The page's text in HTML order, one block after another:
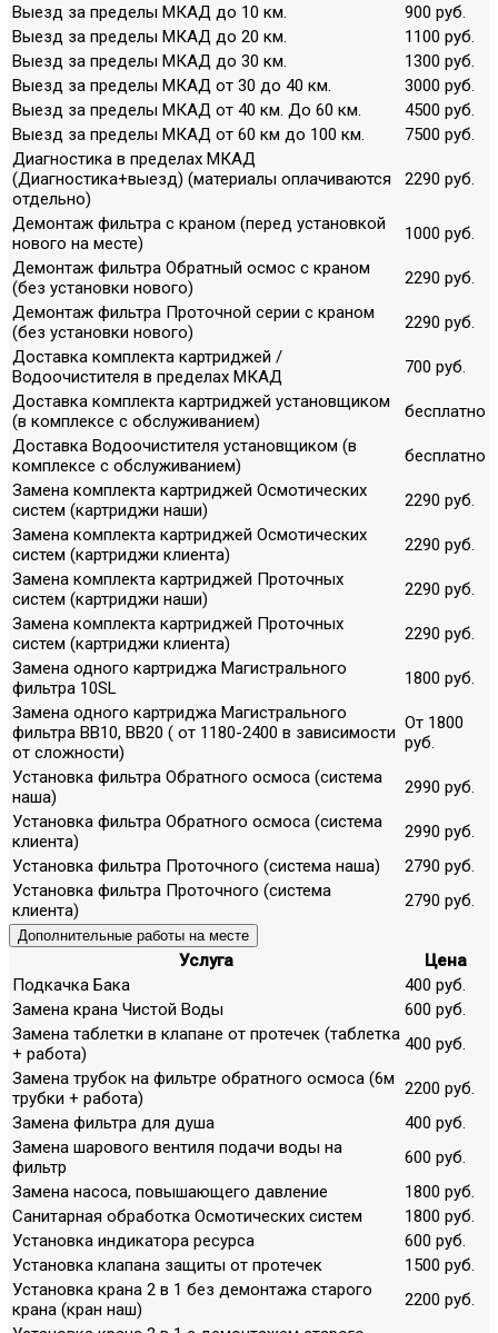
Выезд за пределы МКАД до 10 км.
900 руб.
Выезд за пределы МКАД до 20 км.
1100 руб.
Выезд за пределы МКАД до 30 км.
1300 руб.
Выезд за пределы МКАД от 30 до 40 км.
3000 руб.
Выезд за пределы МКАД от 40 км. До 60 км.
4500 руб.
Выезд за пределы МКАД от 60 км до 100 км.
7500 руб.
Диагностика в пределах МКАД
(Диагностика+выезд) (материалы оплачиваются
отдельно)
2290 руб.
Демонтаж фильтра с краном (перед установкой
нового на месте)
1000 руб.
Демонтаж фильтра Обратный осмос с краном
(без установки нового)
2290 руб.
Демонтаж фильтра Проточной серии с краном
(без установки нового)
2290 руб.
Доставка комплекта картриджей /
Водоочистителя в пределах МКАД
700 руб.
Доставка комплекта картриджей установщиком
(в комплексе с обслуживанием)
бесплатно
Доставка Водоочистителя установщиком (в
комплексе с обслуживанием)
бесплатно
Замена комплекта картриджей Осмотических
систем (картриджи наши)
2290 руб.
Замена комплекта картриджей Осмотических
систем (картриджи клиента)
2290 руб.
Замена комплекта картриджей Проточных
систем (картриджи наши)
2290 руб.
Замена комплекта картриджей Проточных
систем (картриджи клиента)
2290 руб.
Замена одного картриджа Магистрального
фильтра 10SL
1800 руб.
Замена одного картриджа Магистрального
фильтра ВВ10, ВВ20 ( от 1180-2400 в зависимости
от сложности)
От 1800
руб.
Установка фильтра Обратного осмоса (система
наша)
2990 руб.
Установка фильтра Обратного осмоса (система
клиента)
2990 руб.
Установка фильтра Проточного (система наша)
2790 руб.
Установка фильтра Проточного (система
клиента)
2790 руб.
Дополнительные работы на месте
Услуга
Цена
Подкачка Бака
400 руб.
Замена крана Чистой Воды
600 руб.
Замена таблетки в клапане от протечек (таблетка
+ работа)
400 руб.
Замена трубок на фильтре обратного осмоса (6м
трубки + работа)
2200 руб.
Замена фильтра для душа
400 руб.
Замена шарового вентиля подачи воды на
фильтр
600 руб.
Замена насоса, повышающего давление
1800 руб.
Санитарная обработка Осмотических систем
1800 руб.
Установка индикатора ресурса
600 руб.
Установка клапана защиты от протечек
1500 руб.
Установка крана 2 в 1 без демонтажа старого
крана (кран наш)
2200 руб.